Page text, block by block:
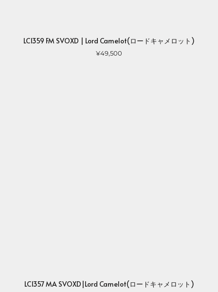
LC1359 FM SVOXD | Lord Camelot(ロードキャメロット)
¥49,500
LC1357 MA SVOXD|Lord Camelot(ロードキャメロット)